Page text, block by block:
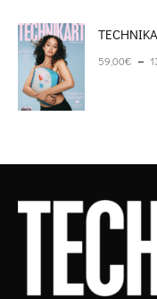
59,00€ –